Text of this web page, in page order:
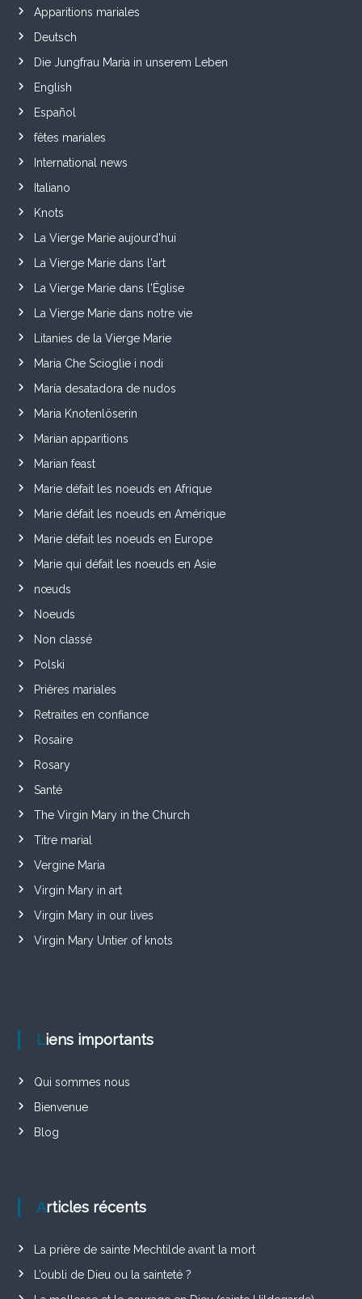
Apparitions mariales
Deutsch
Die Jungfrau Maria in unserem Leben
English
Español
fêtes mariales
International news
Italiano
Knots
La Vierge Marie aujourd'hui
La Vierge Marie dans l'art
La Vierge Marie dans l'Église
La Vierge Marie dans notre vie
Litanies de la Vierge Marie
Maria Che Scioglie i nodi
María desatadora de nudos
Maria Knotenlöserin
Marian apparitions
Marian feast
Marie défait les noeuds en Afrique
Marie défait les noeuds en Amérique
Marie défait les noeuds en Europe
Marie qui défait les noeuds en Asie
nœuds
Noeuds
Non classé
Polski
Prières mariales
Retraites en confiance
Rosaire
Rosary
Santé
The Virgin Mary in the Church
Titre marial
Vergine Maria
Virgin Mary in art
Virgin Mary in our lives
Virgin Mary Untier of knots
Liens importants
Qui sommes nous
Bienvenue
Blog
Articles récents
La prière de sainte Mechtilde avant la mort
L’oubli de Dieu ou la sainteté ?